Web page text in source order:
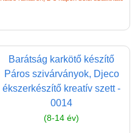
Barátság karkötő készítő
Páros szivárványok, Djeco
ékszerkészítő kreatív szett -
0014
(8-14 év)
CSAK NÁLUNK - Egyedi
játékok